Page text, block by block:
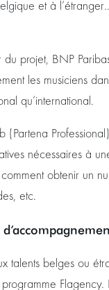
et à
projet, BNP
les musiciens
qu’international.
(Partena
nécessaires à
obtenir un
etc.
talents belges ou